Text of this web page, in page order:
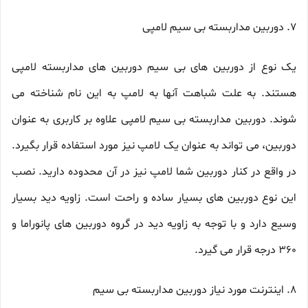
7. دوربین مداربسته بی سیم لامپی
یک نوع از دوربین های بی سیم دوربین های مداربسته لامپی
هستند. به علت شباهت آنها به لامپ به این نام شناخته می
شوند. دوربین مداربسته بی سیم لامپی علاوه بر کاربری به عنوان
دوربین، می تواند به عنوان یک لامپ نیز مورد استفاده قرار بگیرد.
در واقع در کنار دوربین شما لامپ نیز در آن محدوده دارید. نصب
این نوع دوربین های بسیار ساده و راحت است. زاویه دید بسیار
وسیع دارد و با توجه به زاویه دید در گروه دوربین های پانوراما و
360 درجه قرار می گیرد.
8. اینترنت مورد نیاز دوربین مداربسته بی سیم